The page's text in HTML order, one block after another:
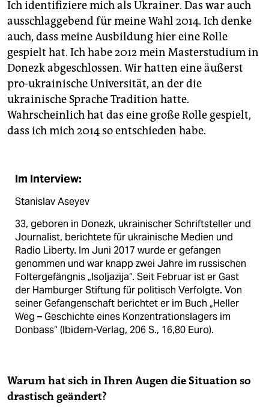
Ich identifiziere mich als Ukrainer. Das war auch
ausschlaggebend für meine Wahl 2014. Ich denke
auch, dass meine Ausbildung hier eine Rolle
gespielt hat. Ich habe 2012 mein Masterstudium in
Donezk abgeschlossen. Wir hatten eine äußerst
pro-ukrainische Universität, an der die
ukrainische Sprache Tradition hatte.
Wahrscheinlich hat das eine große Rolle gespielt,
dass ich mich 2014 so entschieden habe.
Im Interview:
Stanislav Aseyev
33, geboren in Donezk, ukrainischer Schriftsteller und
Journalist, berichtete für ukrainische Medien und
Radio Liberty. Im Juni 2017 wurde er gefangen
genommen und war knapp zwei Jahre im russischen
Foltergefängnis „Isoljazija“. Seit Februar ist er Gast
der Hamburger Stiftung für politisch Verfolgte. Von
seiner Gefangenschaft berichtet er im Buch „Heller
Weg – Geschichte eines Konzentrationslagers im
Donbass“ (Ibidem-Verlag, 206 S., 16,80 Euro).
Warum hat sich in Ihren Augen die Situation so
drastisch geändert?